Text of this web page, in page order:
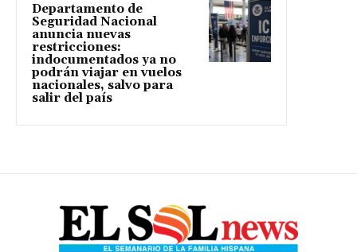
Departamento de
Seguridad Nacional
anuncia nuevas
restricciones:
indocumentados ya no
podrán viajar en vuelos
nacionales, salvo para
salir del país